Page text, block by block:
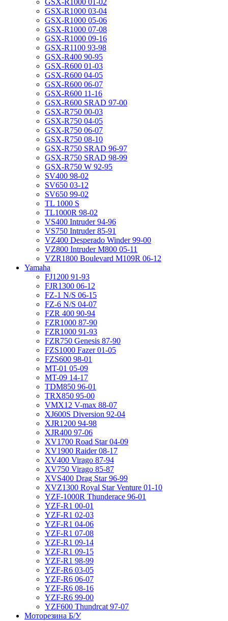
GSX-R1000 01-02
GSX-R1000 03-04
GSX-R1000 05-06
GSX-R1000 07-08
GSX-R1000 09-16
GSX-R1100 93-98
GSX-R400 90-95
GSX-R600 01-03
GSX-R600 04-05
GSX-R600 06-07
GSX-R600 11-16
GSX-R600 SRAD 97-00
GSX-R750 00-03
GSX-R750 04-05
GSX-R750 06-07
GSX-R750 08-10
GSX-R750 SRAD 96-97
GSX-R750 SRAD 98-99
GSX-R750 W 92-95
SV400 98-02
SV650 03-12
SV650 99-02
TL 1000 S
TL1000R 98-02
VS400 Intruder 94-96
VS750 Intruder 85-91
VZ400 Desperado Winder 99-00
VZ800 Intruder M800 05-11
VZR1800 Boulevard M109R 06-12
Yamaha
FJ1200 91-93
FJR1300 06-12
FZ-1 N/S 06-15
FZ-6 N/S 04-07
FZR 400 90-94
FZR1000 87-90
FZR1000 91-93
FZR750 Genesis 87-90
FZS1000 Fazer 01-05
FZS600 98-01
MT-01 05-09
MT-09 14-17
TDM850 96-01
TRX850 95-00
VMX12 V-max 88-07
XJ600S Diversion 92-04
XJR1200 94-98
XJR400 97-06
XV1700 Road Star 04-09
XV1900 Raider 08-17
XV400 Virago 87-94
XV750 Virago 85-87
XVS400 Drag Star 96-99
XVZ1300 Royal Star Venture 01-10
YZF-1000R Thunderace 96-01
YZF-R1 00-01
YZF-R1 02-03
YZF-R1 04-06
YZF-R1 07-08
YZF-R1 09-14
YZF-R1 09-15
YZF-R1 98-99
YZF-R6 03-05
YZF-R6 06-07
YZF-R6 08-16
YZF-R6 99-00
YZF600 Thundrcat 97-07
Моторезина Б/У